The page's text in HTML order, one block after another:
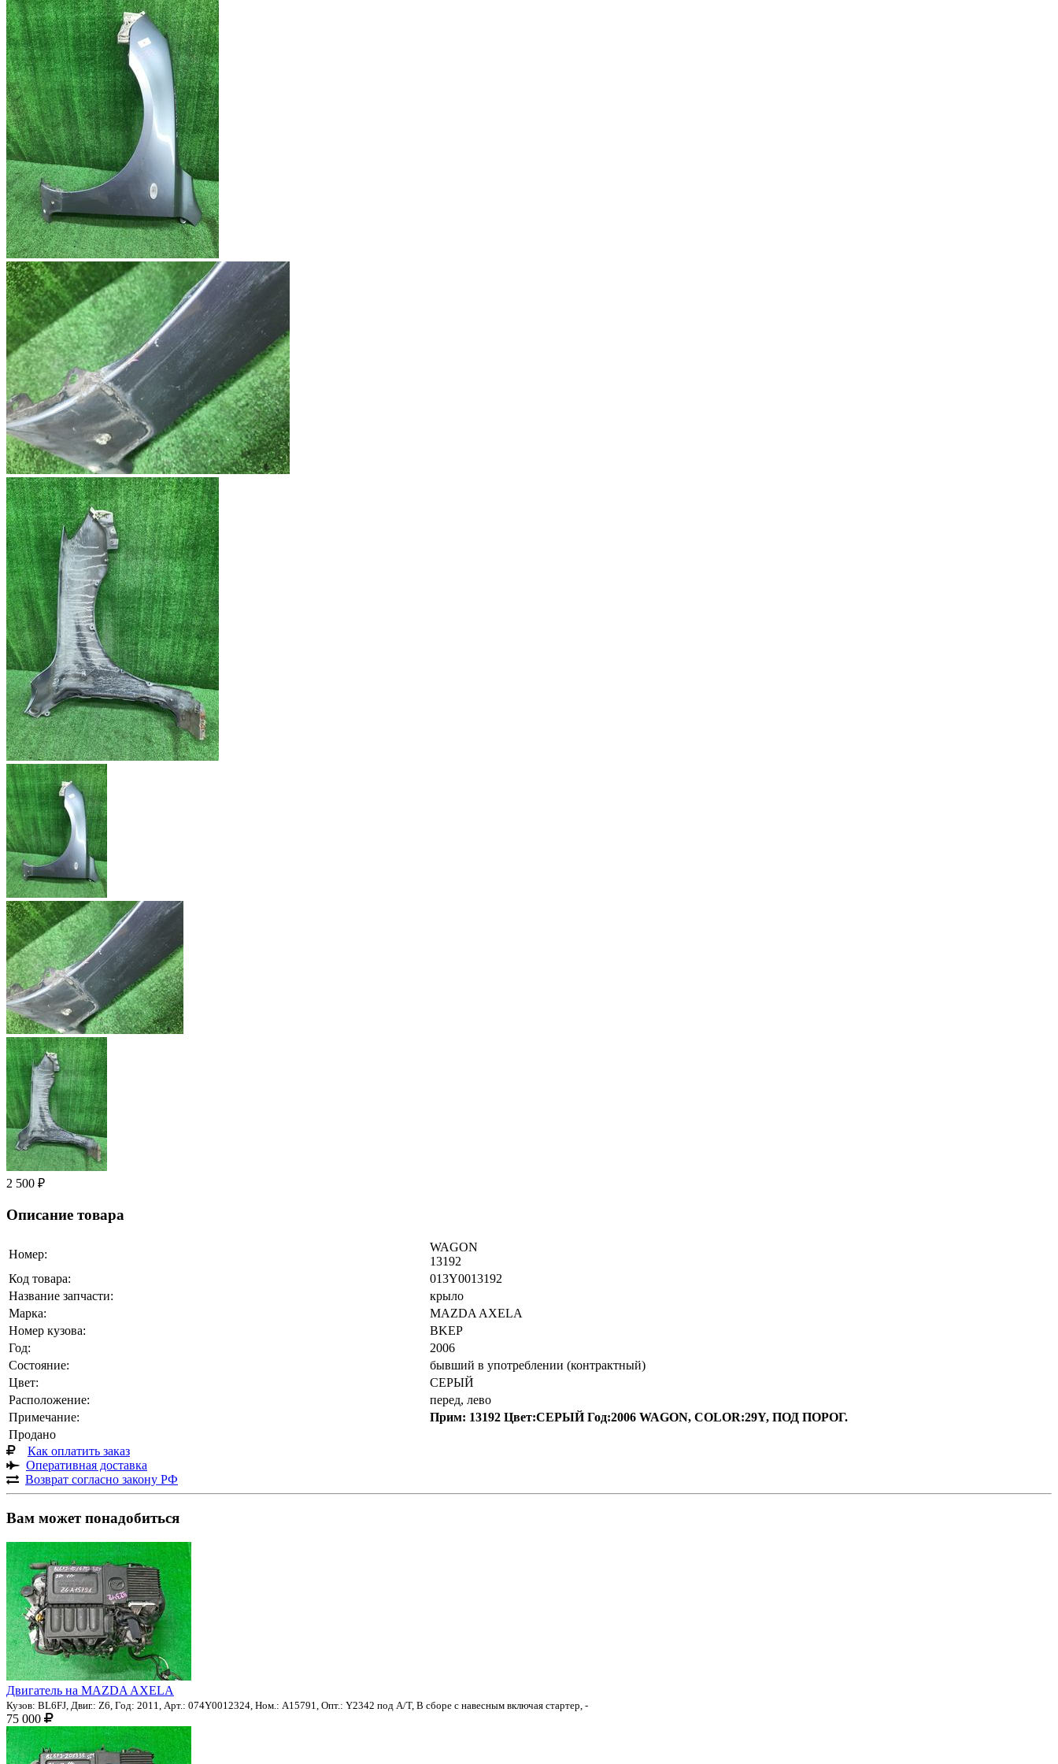
2 500 ₽
Описание товара
Номер:
WAGON
13192
Код товара:
013Y0013192
Название запчасти:
крыло
Марка:
MAZDA AXELA
Номер кузова:
BKEP
Год:
2006
Состояние:
бывший в употреблении (контрактный)
Цвет:
СЕРЫЙ
Расположение:
перед, лево
Примечание:
Прим: 13192 Цвет:СЕРЫЙ Год:2006 WAGON, COLOR:29Y, ПОД ПОРОГ.
Продано
Как оплатить заказ
Оперативная доставка
Возврат согласно закону РФ
Вам может понадобиться
Двигатель на MAZDA AXELA
Кузов: BL6FJ, Двиг.: Z6, Год: 2011, Арт.: 074Y0012324, Ном.: A15791, Опт.: Y2342 под A/T, В сборе с навесным включая стартер, -
75 000